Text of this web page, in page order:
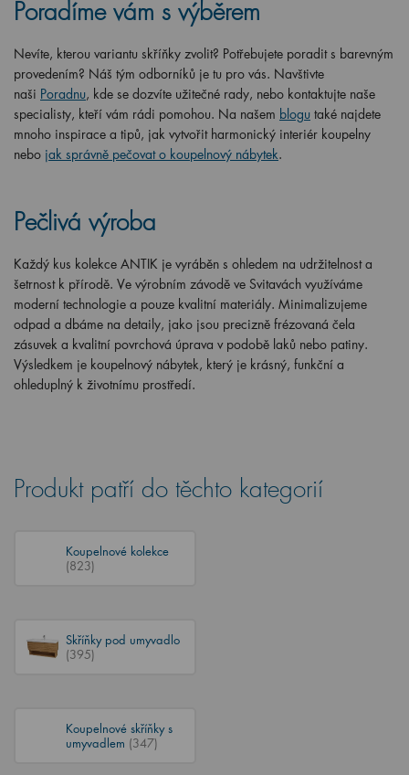
Poradíme vám s výběrem
Nevíte, kterou variantu skříňky zvolit? Potřebujete poradit s barevným
provedením? Náš tým odborníků je tu pro vás. Navštivte
naši Poradnu, kde se dozvíte užitečné rady, nebo kontaktujte naše
specialisty, kteří vám rádi pomohou. Na našem blogu také najdete
mnoho inspirace a tipů, jak vytvořit harmonický interiér koupelny
nebo jak správně pečovat o koupelnový nábytek.
Pečlivá výroba
Každý kus kolekce ANTIK je vyráběn s ohledem na udržitelnost a
šetrnost k přírodě. Ve výrobním závodě ve Svitavách využíváme
moderní technologie a pouze kvalitní materiály. Minimalizujeme
odpad a dbáme na detaily, jako jsou precizně frézovaná čela
zásuvek a kvalitní povrchová úprava v podobě laků nebo patiny.
Výsledkem je koupelnový nábytek, který je krásný, funkční a
ohleduplný k životnímu prostředí.
Produkt patří do těchto kategorií
Koupelnové kolekce
(823)
Skříňky pod umyvadlo
(395)
Koupelnové skříňky s
umyvadlem (347)